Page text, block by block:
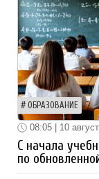
ОБРАЗОВАНИЕ
08:05 | 10
С начала
по